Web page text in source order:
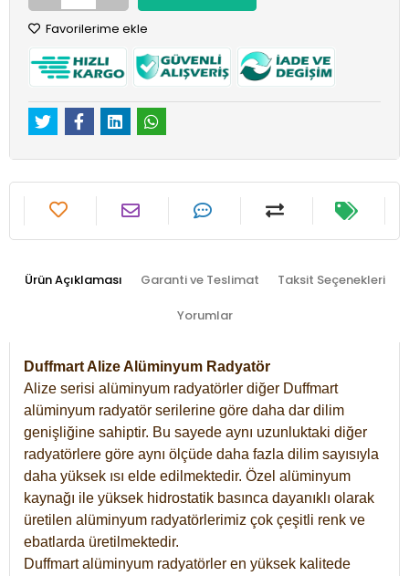
Favorilerime ekle
Ürün Açıklaması Garanti ve Teslimat Taksit Seçenekleri
Yorumlar
Duffmart Alize Alüminyum Radyatör
Alize serisi alüminyum radyatörler diğer Duffmart
alüminyum radyatör serilerine göre daha dar dilim
genişliğine sahiptir. Bu sayede aynı uzunluktaki diğer
radyatörlere göre aynı ölçüde daha fazla dilim sayısıyla
daha yüksek ısı elde edilmektedir. Özel alüminyum
kaynağı ile yüksek hidrostatik basınca dayanıklı olarak
üretilen alüminyum radyatörlerimiz çok çeşitli renk ve
ebatlarda üretilmektedir.
Duffmart alüminyum radyatörler en yüksek kalitede